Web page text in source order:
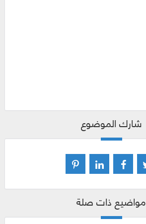
شارك الموضوع
مواضيع ذات صلة